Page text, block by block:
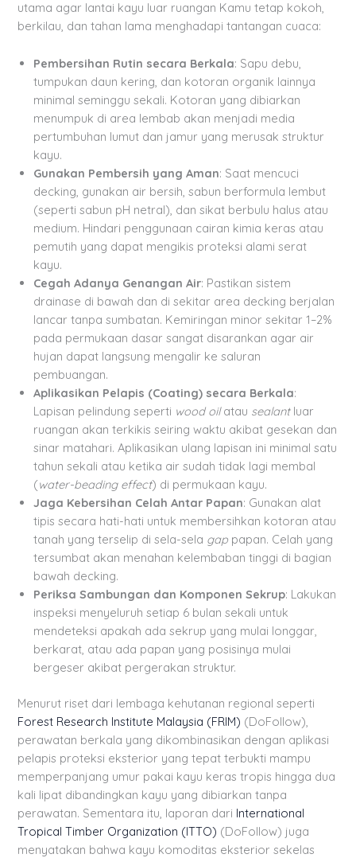
utama agar lantai kayu luar ruangan Kamu tetap kokoh,
berkilau, dan tahan lama menghadapi tantangan cuaca:
Pembersihan Rutin secara Berkala: Sapu debu,
tumpukan daun kering, dan kotoran organik lainnya
minimal seminggu sekali. Kotoran yang dibiarkan
menumpuk di area lembab akan menjadi media
pertumbuhan lumut dan jamur yang merusak struktur
kayu.
Gunakan Pembersih yang Aman: Saat mencuci
decking, gunakan air bersih, sabun berformula lembut
(seperti sabun pH netral), dan sikat berbulu halus atau
medium. Hindari penggunaan cairan kimia keras atau
pemutih yang dapat mengikis proteksi alami serat
kayu.
Cegah Adanya Genangan Air: Pastikan sistem
drainase di bawah dan di sekitar area decking berjalan
lancar tanpa sumbatan. Kemiringan minor sekitar 1–2%
pada permukaan dasar sangat disarankan agar air
hujan dapat langsung mengalir ke saluran
pembuangan.
Aplikasikan Pelapis (Coating) secara Berkala:
Lapisan pelindung seperti wood oilatau sealantluar
ruangan akan terkikis seiring waktu akibat gesekan dan
sinar matahari. Aplikasikan ulang lapisan ini minimal satu
tahun sekali atau ketika air sudah tidak lagi membal
(water-beading effect) di permukaan kayu.
Jaga Kebersihan Celah Antar Papan: Gunakan alat
tipis secara hati-hati untuk membersihkan kotoran atau
tanah yang terselip di sela-sela gap papan. Celah yang
tersumbat akan menahan kelembaban tinggi di bagian
bawah decking.
Periksa Sambungan dan Komponen Sekrup: Lakukan
inspeksi menyeluruh setiap 6 bulan sekali untuk
mendeteksi apakah ada sekrup yang mulai longgar,
berkarat, atau ada papan yang posisinya mulai
bergeser akibat pergerakan struktur.
Menurut riset dari lembaga kehutanan regional seperti
Forest Research Institute Malaysia (FRIM) (DoFollow),
perawatan berkala yang dikombinasikan dengan aplikasi
pelapis proteksi eksterior yang tepat terbukti mampu
memperpanjang umur pakai kayu keras tropis hingga dua
kali lipat dibandingkan kayu yang dibiarkan tanpa
perawatan. Sementara itu, laporan dari International
Tropical Timber Organization (ITTO) (DoFollow) juga
menyatakan bahwa kayu komoditas eksterior sekelas